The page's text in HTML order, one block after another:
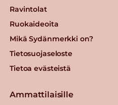
Ravintolat
Ruokaideoita
Mikä Sydänmerkki on?
Tietosuojaseloste
Tietoa evästeistä
Ammattilaisille